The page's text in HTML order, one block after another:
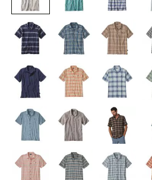
Ideaal voor warme en
Overhemd van Patagonia
een groot
vochtregulerend